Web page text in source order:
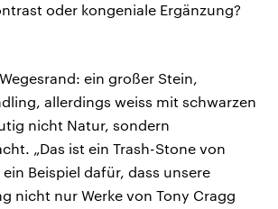
oder kongeniale Ergänzung?
ein großer Stein,
allerdings weiss mit schwarzen
nicht Natur, sondern
„Das ist ein Trash-Stone von
Beispiel dafür, dass unsere
nicht nur Werke von Tony Cragg